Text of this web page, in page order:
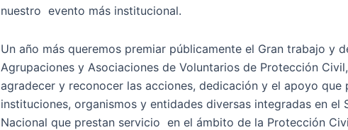
nuestro evento más institucional.
Un año más queremos premiar públicamente el Gran trabajo y
Agrupaciones y Asociaciones de Voluntarios de Protección
agradecer y reconocer las acciones, dedicación y el apoyo que
instituciones, organismos y entidades diversas integradas en el
Nacional que prestan servicio en el ámbito de la Protección